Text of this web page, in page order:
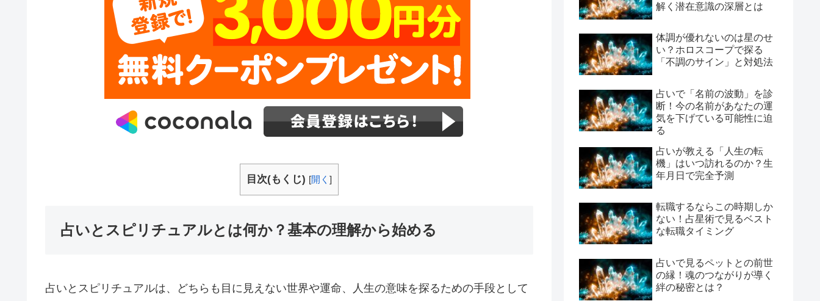
目次(もくじ) [開く ]
占いとスピリチュアルとは何か？基本の理解から始める
占いとスピリチュアルは、どちらも目に見えない世界や運命、人生の意味を探るための手段として
解く潜在意識の深層とは
体調が優れないのは星のせ
い？ホロスコープで探る
「不調のサイン」と対処法
占いで「名前の波動」を診
断！今の名前があなたの運
気を下げている可能性に迫
る
占いが教える「人生の転
機」はいつ訪れるのか？生
年月日で完全予測
転職するならこの時期しか
ない！占星術で見るベスト
な転職タイミング
占いで見るペットとの前世
の縁！魂のつながりが導く
絆の秘密とは？